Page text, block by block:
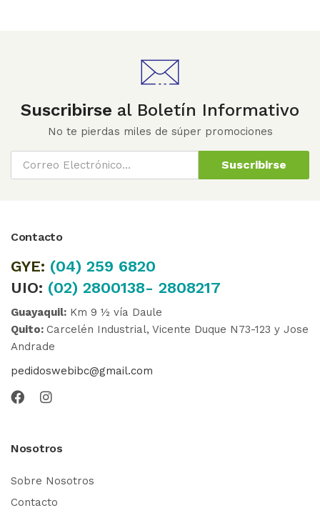
Suscribirse al Boletín Informativo
No te pierdas miles de súper promociones
Suscribirse
Contacto
GYE: (04) 259 6820
UIO: (02) 2800138- 2808217
Guayaquil: Km 9 ½ vía Daule
Quito: Carcelén Industrial, Vicente Duque N73-123 y Jose
Andrade
pedidoswebibc@gmail.com
Nosotros
Sobre Nosotros
Contacto